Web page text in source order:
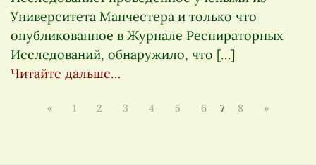
Университета Манчестера и только что
опубликованное в Журнале Респираторных
Исследований, обнаружило, что […]
Читайте дальше…
« 1 2 3 4 5 6 7 8 »